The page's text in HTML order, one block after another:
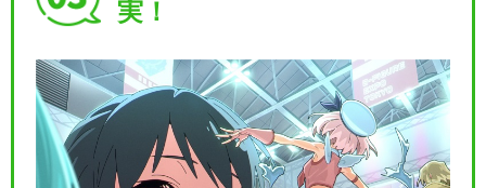
MixChannel Presents ARG…
実！